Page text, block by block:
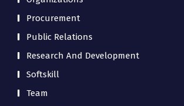
Procurement
Public Relations
Research And Development
Softskill
Team